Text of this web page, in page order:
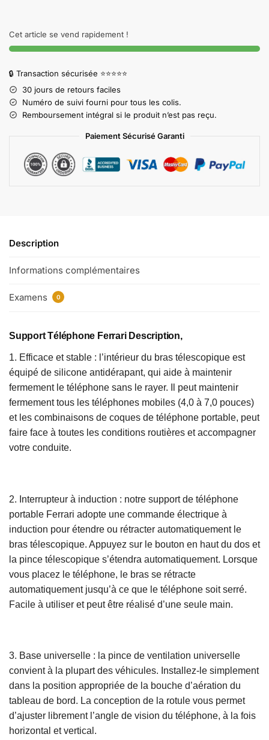
Cet article se vend rapidement !
🔒 Transaction sécurisée ⭐⭐⭐⭐⭐
30 jours de retours faciles
Numéro de suivi fourni pour tous les colis.
Remboursement intégral si le produit n’est pas reçu.
Paiement Sécurisé Garanti
Description
Informations complémentaires
Examens 0
Support Téléphone Ferrari Description,
1. Efficace et stable : l’intérieur du bras télescopique est
équipé de silicone antidérapant, qui aide à maintenir
fermement le téléphone sans le rayer. Il peut maintenir
fermement tous les téléphones mobiles (4,0 à 7,0 pouces)
et les combinaisons de coques de téléphone portable, peut
faire face à toutes les conditions routières et accompagner
votre conduite.
2. Interrupteur à induction : notre support de téléphone
portable Ferrari adopte une commande électrique à
induction pour étendre ou rétracter automatiquement le
bras télescopique. Appuyez sur le bouton en haut du dos et
la pince télescopique s’étendra automatiquement. Lorsque
vous placez le téléphone, le bras se rétracte
automatiquement jusqu’à ce que le téléphone soit serré.
Facile à utiliser et peut être réalisé d’une seule main.
3. Base universelle : la pince de ventilation universelle
convient à la plupart des véhicules. Installez-le simplement
dans la position appropriée de la bouche d’aération du
tableau de bord. La conception de la rotule vous permet
d’ajuster librement l’angle de vision du téléphone, à la fois
horizontal et vertical.